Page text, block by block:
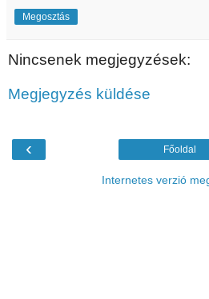
Megosztás
Nincsenek megjegyzések:
Megjegyzés küldése
‹ Főoldal
Internetes verzió